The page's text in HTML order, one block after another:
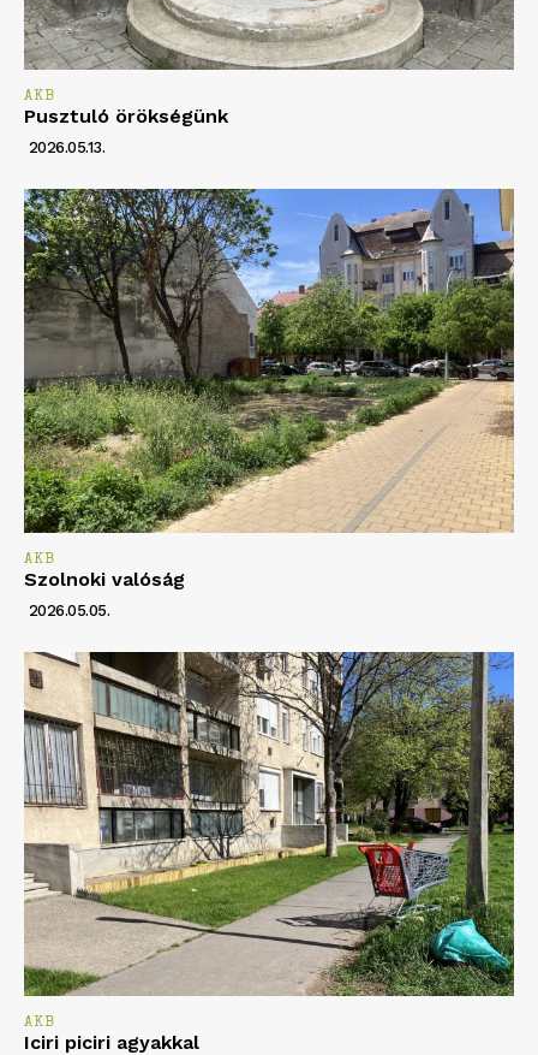
AKB
Pusztuló örökségünk
2026.05.13.
AKB
Szolnoki valóság
2026.05.05.
AKB
Iciri piciri agyakkal